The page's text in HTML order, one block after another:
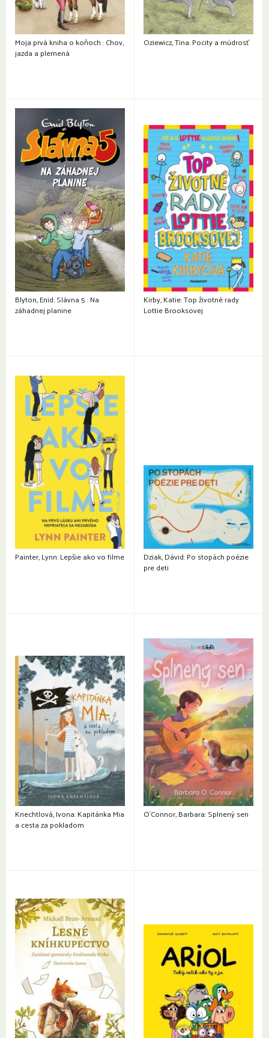
Moja prvá kniha o koňoch : Chov,
jazda a plemená
Oziewicz, Tina: Pocity a múdrosť
Blyton, Enid: Slávna 5 : Na
záhadnej planine
Kirby, Katie: Top životné rady
Lottie Brooksovej
Painter, Lynn: Lepšie ako vo filme
Dziak, Dávid: Po stopách poézie
pre deti
Knechtlová, Ivona: Kapitánka Mia
a cesta za pokladom
O´Connor, Barbara: Splnený sen